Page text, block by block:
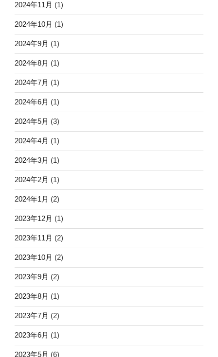
2024年11月 (1)
2024年10月 (1)
2024年9月 (1)
2024年8月 (1)
2024年7月 (1)
2024年6月 (1)
2024年5月 (3)
2024年4月 (1)
2024年3月 (1)
2024年2月 (1)
2024年1月 (2)
2023年12月 (1)
2023年11月 (2)
2023年10月 (2)
2023年9月 (2)
2023年8月 (1)
2023年7月 (2)
2023年6月 (1)
2023年5月 (6)